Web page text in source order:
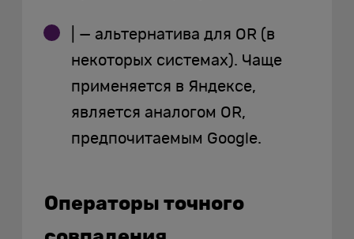
| — альтернатива для OR (в
некоторых системах). Чаще
применяется в Яндексе,
является аналогом OR,
предпочитаемым Google.
Операторы точного